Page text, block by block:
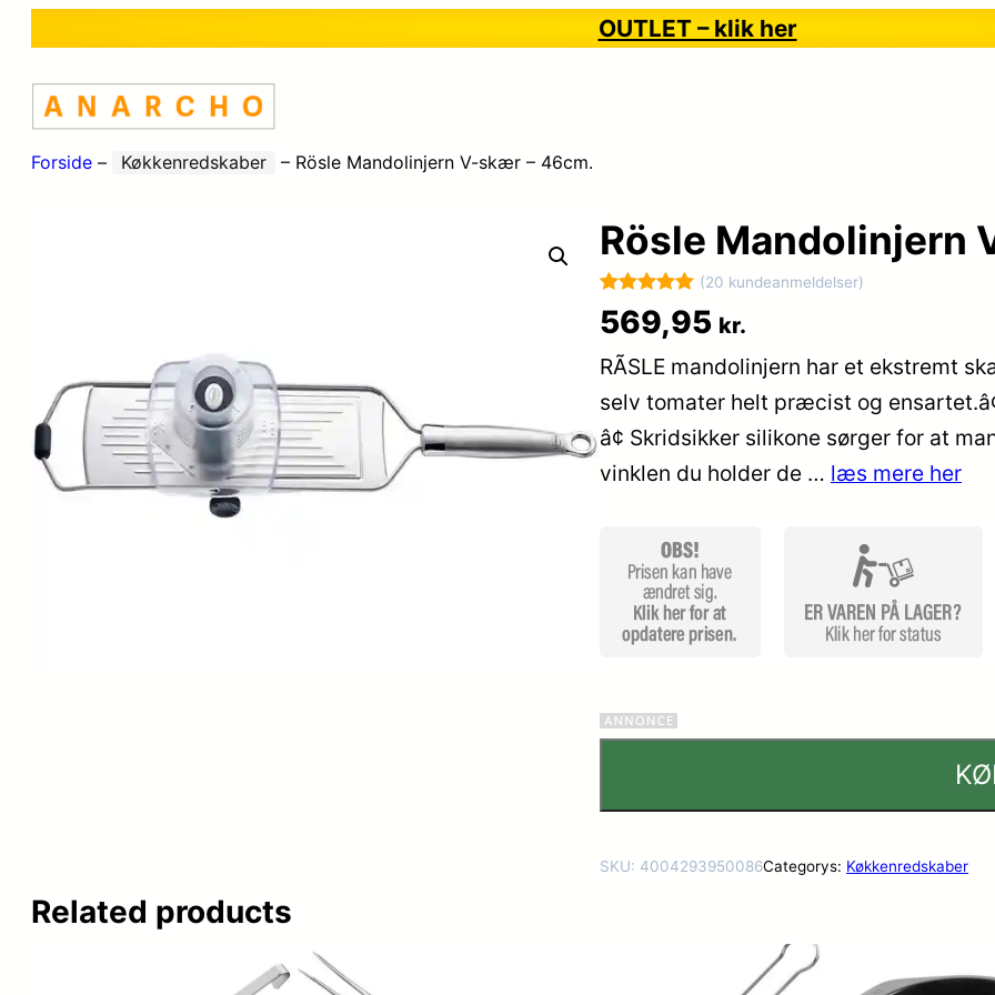
OUTLET – klik her
Forside – Køkkenredskaber – Rösle Mandolinjern V-skær – 46cm.
Rösle Mandolinjern
Bedømt
som5ud
af 5
baseret på
20
melser
(20 kundeanmeldelser)
569,95 kr.
RÃSLE mandolinjern har et ekstremt
selv tomater helt præcist og
â¢ Skridsikker silikone sørger for at
vinklen du holder de … læs mere her
SKU: 4004293950086Categorys: Køkkenredskaber
Related products